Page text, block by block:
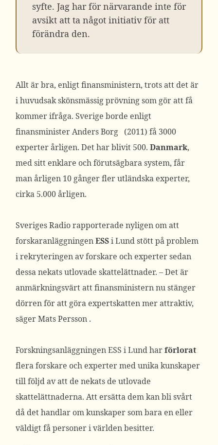
syfte. Jag har för närvarande inte för
avsikt att ta något initiativ för att
förändra den.
Allt är bra, enligt finansministern, trots att det är
i huvudsak skönsmässig prövning som gör att få
kommer ifråga. Sverige borde enligt
finansminister Anders Borg (2011) få 3000
experter årligen. Det har blivit 500. Danmark,
med sitt enklare och förutsägbara system, får
man årligen 10 gånger fler utländska experter,
cirka 5.000 årligen.
Sveriges Radio rapporterade nyligen om att
forskaranläggningenESSi Lund stött på problem
i rekryteringen av forskare och experter sedan
dessa nekats utlovade skattelättnader. – Det är
anmärkningsvärt att finansministern nu stänger
dörren för att göra expertskatten mer attraktiv,
säger Mats Persson .
Forskningsanläggningen ESS i Lund harförlorat
flera forskare och experter med unika kunskaper
till följd av att de nekats de utlovade
skattelättnaderna. Att ersätta dem kan bli svårt
då det handlar om kunskaper som bara en eller
väldigt få personer i världen besitter.